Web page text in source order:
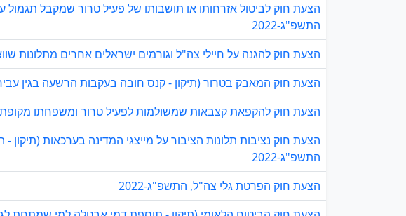
הצעת חוק לביטול אזרחותו או תושבותו של פעיל טרור שמקבל תגמול
התשפ"ג-2022
הצעת חוק להגנה על חיילי צה"ל וגורמים ישראלים אחרים מתלונות
הצעת חוק המאבק בטרור (תיקון - קנס חובה בעקבות הרשעה בגין
הצעת חוק להקפאת קצבאות שמשולמות לפעיל טרור ומשפחתו מקופת
הצעת חוק נציבות תלונות הציבור על מייצגי המדינה בערכאות
התשפ"ג-2022
הצעת חוק הפרטת גלי צה"ל, התשפ"ג-2022